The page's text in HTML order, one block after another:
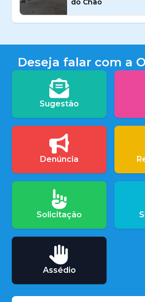
do Chão
Deseja falar com a
Sugestão
Denúncia
Solicitação
Assédio